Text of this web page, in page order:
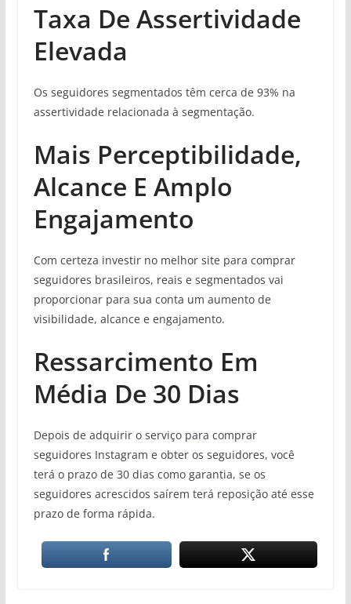
Taxa De Assertividade
Elevada
Os seguidores segmentados têm cerca de 93% na
assertividade relacionada à segmentação.
Mais Perceptibilidade,
Alcance E Amplo
Engajamento
Com certeza investir no melhor site para comprar
seguidores brasileiros, reais e segmentados vai
proporcionar para sua conta um aumento de
visibilidade, alcance e engajamento.
Ressarcimento Em
Média De 30 Dias
Depois de adquirir o serviço para comprar
seguidores Instagram e obter os seguidores, você
terá o prazo de 30 dias como garantia, se os
seguidores acrescidos saírem terá reposição até esse
prazo de forma rápida.